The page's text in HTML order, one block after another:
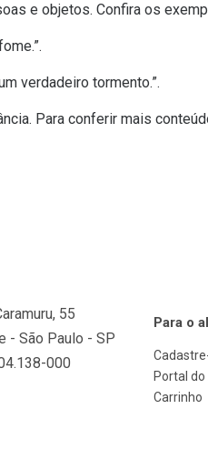
e objetos. Confira os
verdadeiro tormento.”.
Para conferir mais
55
- São Paulo - SP
000
Para o
Portal
Carrinho